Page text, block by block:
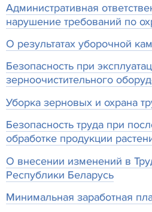
Административная
нарушение требований по
О результатах уборочной
Безопасность при
зерноочистительного
Уборка зерновых и охрана
Безопасность труда при
обработке продукции
О внесении изменений в
Республики Беларусь
Минимальная заработная